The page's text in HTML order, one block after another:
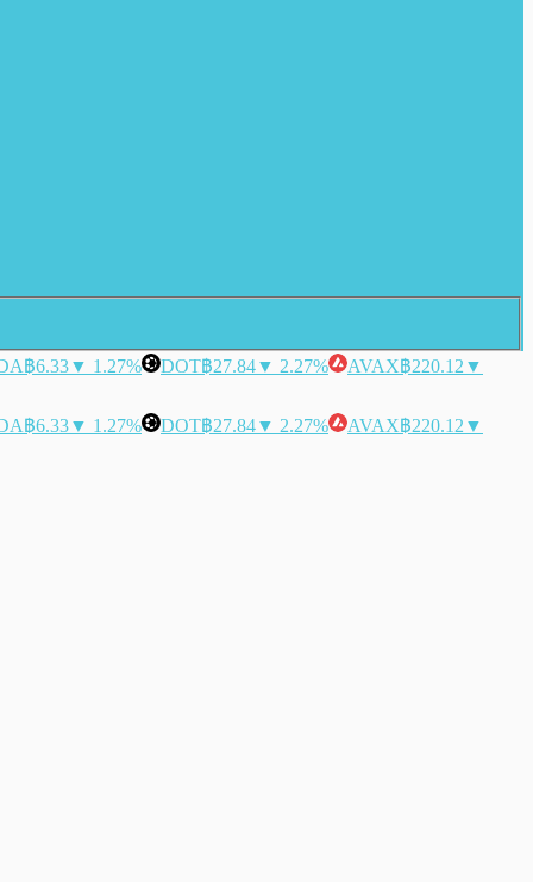
฿6.33▼ 1.27% DOT฿27.84▼ 2.27% AVAX฿220.12 ▼
฿6.33▼ 1.27% DOT฿27.84▼ 2.27% AVAX฿220.12 ▼